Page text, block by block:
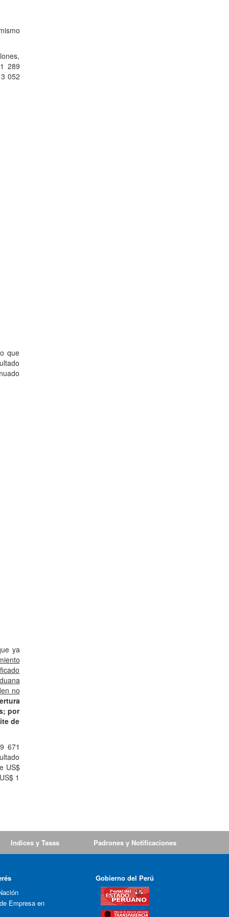
289
052
que
ya
no
por
de
671
US$
1
Indices y Tasas Padrones y Notificaciones
Empresa en
Gobierno del Perú